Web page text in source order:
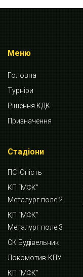
Меню
Головна
Турніри
Рішення КДК
Призначення
Стадіони
ПС Юність
КП “МФК”
Металург поле 2
КП “МФК”
Металург поле 3
СК Будівельник
Локомотив-КПУ
КП “МФК”